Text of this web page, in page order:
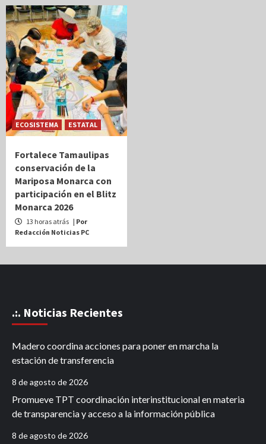
ECOSISTEMA ESTATAL
Fortalece Tamaulipas
conservación de la
Mariposa Monarca con
participación en el Blitz
Monarca 2026
13 horas atrás | Por
Redacción Noticias PC
.:. Noticias Recientes
Madero coordina acciones para poner en marcha la
estación de transferencia
8 de agosto de 2026
Promueve TPT coordinación interinstitucional en materia
de transparencia y acceso a la información pública
8 de agosto de 2026